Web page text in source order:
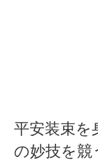
平安装束を
の妙技を競